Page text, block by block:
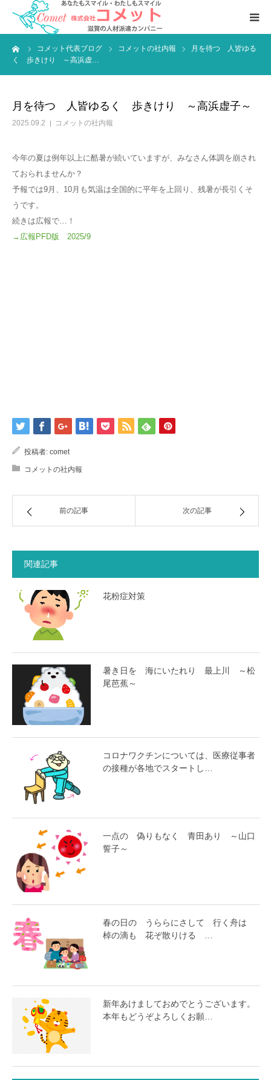
コメット代表ブログ コメットの社内報
月を待つ 人皆ゆる
く 歩きけり ～高浜虚…
月を待つ 人皆ゆるく 歩きけり ～高浜虚子～
2025.09.2 コメットの社内報
今年の夏は例年以上に酷暑が続いていますが、みなさん体調を崩され
ておられませんか？
予報では9月、10月も気温は全国的に平年を上回り、残暑が長引くそ
うです。
続きは広報で…！
→広報PFD版 2025/9
投稿者: comet
コメットの社内報
前の記事 次の記事
関連記事
花粉症対策
暑き日を 海にいたれり 最上川 ～松
尾芭蕉～
コロナワクチンについては、医療従事者
の接種が各地でスタートし…
一点の 偽りもなく 青田あり ～山口
誓子～
春の日の うららにさして 行く舟は
棹の滴も 花ぞ散りける …
新年あけましておめでとうございます。
本年もどうぞよろしくお願…
お仕事をおさがしの方へ
会社案内